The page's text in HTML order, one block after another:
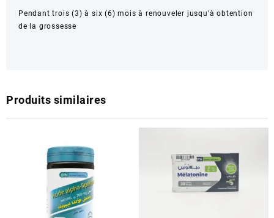
Pendant trois (3) à six (6) mois à renouveler jusqu’à obtention
de la grossesse
Produits similaires